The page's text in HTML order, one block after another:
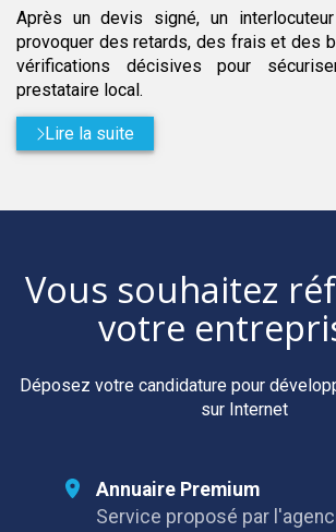
Après un devis signé, un
provoquer des retards, des frais et des
vérifications décisives pour
prestataire local.
Lire la suite
Vous souhaitez
votre
Déposez votre candidature pour
sur Internet
Annuaire Premium
Service proposé par